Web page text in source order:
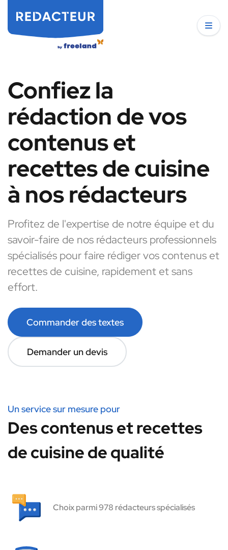
Confiez la
rédaction de vos
contenus et
recettes de cuisine
à nos rédacteurs
Profitez de l'expertise de notre équipe et du
savoir-faire de nos rédacteurs professionnels
spécialisés pour faire rédiger vos contenus et
recettes de cuisine, rapidement et sans
effort.
Commander des textes
Demander un devis
Un service sur mesure pour
Des contenus et recettes
de cuisine de qualité
Choix parmi 978 rédacteurs spécialisés